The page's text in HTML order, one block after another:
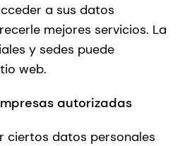
a sus datos
mejores servicios. La
y sedes puede
web.
autorizadas
ciertos datos personales